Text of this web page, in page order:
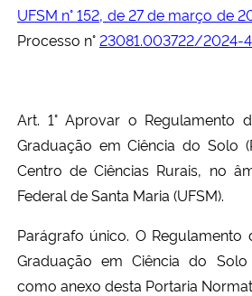
UFSM n° 152, de 27 de março de
Processo n°23081.003722/2024-
Art. 1° Aprovar o Regulamento
Graduação em Ciência do Solo
Centro de Ciências Rurais, no
Federal de Santa Maria (UFSM).
Parágrafo único. O
Graduação em Ciência do Solo
como anexo desta Portaria